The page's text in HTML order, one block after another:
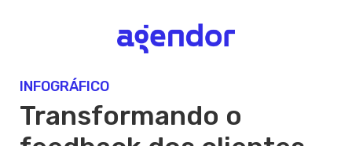
INFOGRÁFICO
Transformando o